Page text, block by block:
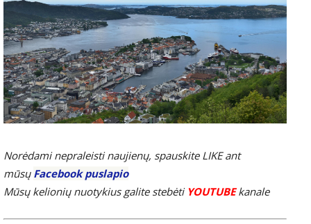
Norėdami nepraleisti naujienų, spauskite LIKE ant
mūsų Facebook puslapio
Mūsų kelionių nuotykius galite stebėti YOUTUBEkanale